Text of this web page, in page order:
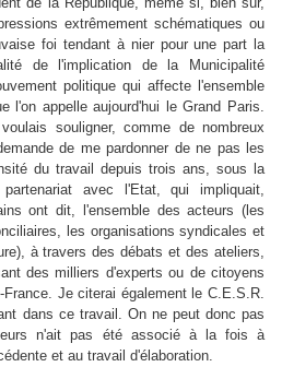
extrêmement schématiques ou
foi tendant à nier pour une part la
de l'implication de la Municipalité
politique qui affecte l'ensemble
l'on appelle aujourd'hui le Grand Paris.
souligner, comme de nombreux
de me pardonner de ne pas les
du travail depuis trois ans, sous la
avec l'Etat, qui impliquait,
ont dit, l'ensemble des acteurs (les
les organisations syndicales et
à travers des débats et des ateliers,
des milliers d'experts ou de citoyens
Je citerai également le C.E.S.R.
dans ce travail. On ne peut donc pas
n'ait pas été associé à la fois à
et au travail d'élaboration.